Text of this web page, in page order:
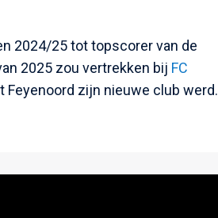
2024/25 tot topscorer van de
2025 zou vertrekken bij FC
Feyenoord zijn nieuwe club werd.